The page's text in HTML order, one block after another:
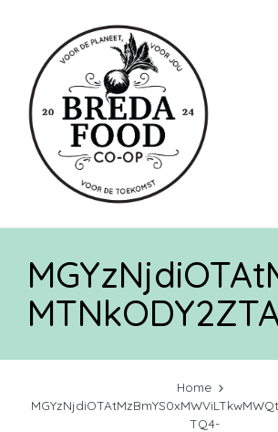
Home
TQ4-